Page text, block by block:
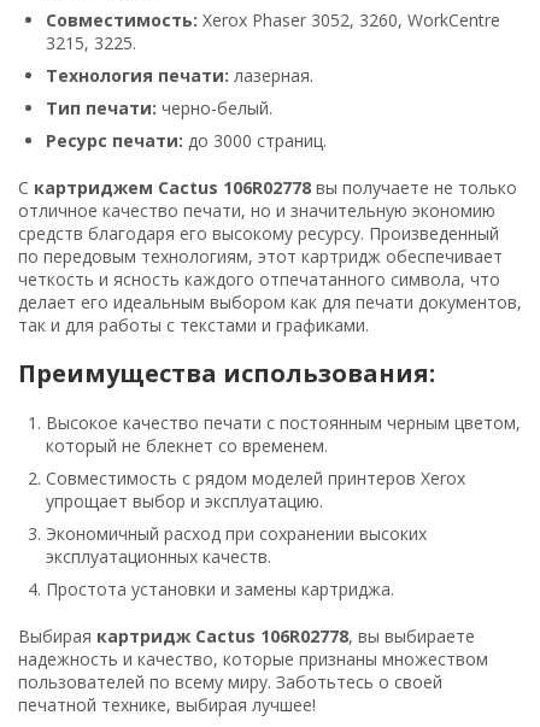
Совместимость: Xerox Phaser 3052, 3260, WorkCentre
3215, 3225.
Технология печати: лазерная.
Тип печати: черно-белый.
Ресурс печати: до 3000 страниц.
С картриджем Cactus 106R02778 вы получаете не только
отличное качество печати, но и значительную экономию
средств благодаря его высокому ресурсу. Произведенный
по передовым технологиям, этот картридж обеспечивает
четкость и ясность каждого отпечатанного символа, что
делает его идеальным выбором как для печати документов,
так и для работы с текстами и графиками.
Преимущества использования:
Высокое качество печати с постоянным черным цветом,
который не блекнет со временем.
Совместимость с рядом моделей принтеров Xerox
упрощает выбор и эксплуатацию.
Экономичный расход при сохранении высоких
эксплуатационных качеств.
Простота установки и замены картриджа.
Выбирая картридж Cactus 106R02778, вы выбираете
надежность и качество, которые признаны множеством
пользователей по всему миру. Заботьтесь о своей
печатной технике, выбирая лучшее!